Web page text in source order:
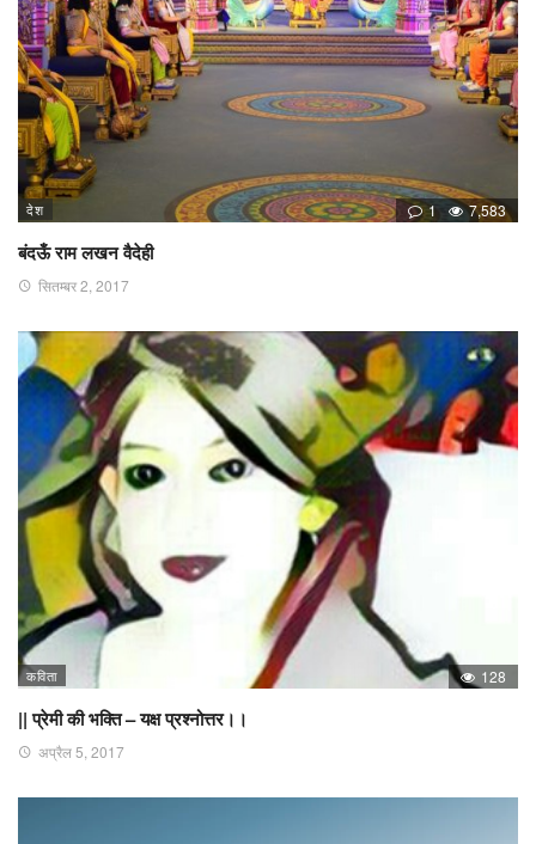
देश 1 7,583
बंदऊँ राम लखन वैदेही
सितम्बर 2, 2017
कविता 128
|| प्रेमी की भक्ति – यक्ष प्रश्नोत्तर।।
अप्रैल 5, 2017